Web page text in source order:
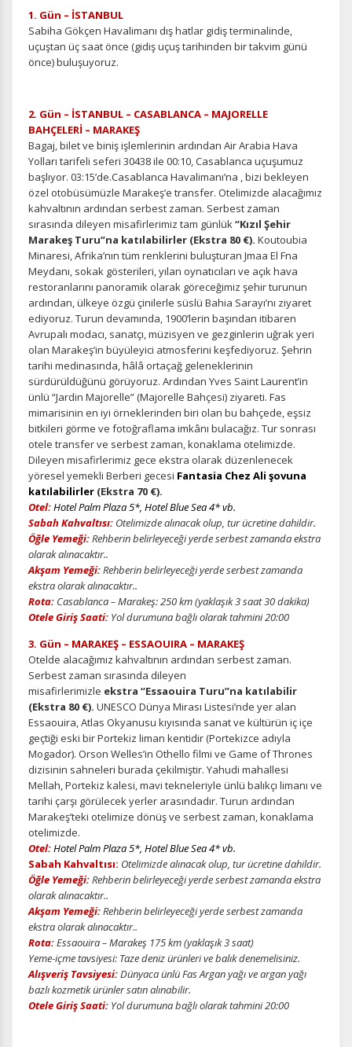
1. Gün – İSTANBUL
Sabiha Gökçen Havalimanı dış hatlar gidiş terminalinde,
uçuştan üç saat önce (gidiş uçuş tarihinden bir takvim günü
önce) buluşuyoruz.
2. Gün – İSTANBUL – CASABLANCA – MAJORELLE
BAHÇELERİ – MARAKEŞ
Bagaj, bilet ve biniş işlemlerinin ardından Air Arabia Hava
Yolları tarifeli seferi 30438 ile 00:10, Casablanca uçuşumuz
başlıyor. 03:15’de.Casablanca Havalimanı’na , bizi bekleyen
özel otobüsümüzle Marakeş’e transfer. Otelimizde alacağımız
kahvaltının ardından serbest zaman. Serbest zaman
sırasında dileyen misafirlerimiz tam günlük“Kızıl Şehir
Marakeş Turu”na katılabilirler (Ekstra 80 €). Koutoubia
Minaresi, Afrika’nın tüm renklerini buluşturan Jmaa El Fna
Meydanı, sokak gösterileri, yılan oynatıcıları ve açık hava
restoranlarını panoramik olarak göreceğimiz şehir turunun
ardından, ülkeye özgü çinilerle süslü Bahia Sarayı’nı ziyaret
ediyoruz. Turun devamında, 1900’lerin başından itibaren
Avrupalı modacı, sanatçı, müzisyen ve gezginlerin uğrak yeri
olan Marakeş’in büyüleyici atmosferini keşfediyoruz. Şehrin
tarihi medinasında, hâlâ ortaçağ geleneklerinin
sürdürüldüğünü görüyoruz. Ardından Yves Saint Laurent’in
ünlü “Jardin Majorelle” (Majorelle Bahçesi) ziyareti. Fas
mimarisinin en iyi örneklerinden biri olan bu bahçede, eşsiz
bitkileri görme ve fotoğraflama imkânı bulacağız. Tur sonrası
otele transfer ve serbest zaman, konaklama otelimizde.
Dileyen misafirlerimiz gece ekstra olarak düzenlenecek
yöresel yemekli Berberi gecesi Fantasia Chez Ali şovuna
katılabilirler (Ekstra 70 €).
Otel:Hotel Palm Plaza 5*, Hotel Blue Sea 4* vb.
Sabah Kahvaltısı: Otelimizde alınacak olup, tur ücretine dahildir.
Öğle Yemeği:Rehberin belirleyeceği yerde serbest zamanda ekstra
olarak alınacaktır..
Akşam Yemeği:Rehberin belirleyeceği yerde serbest zamanda
ekstra olarak alınacaktır..
Rota: Casablanca – Marakeş: 250 km (yaklaşık 3 saat 30 dakika)
Otele Giriş Saati: Yol durumuna bağlı olarak tahmini 20:00
3. Gün – MARAKEŞ – ESSAOUIRA – MARAKEŞ
Otelde alacağımız kahvaltının ardından serbest zaman.
Serbest zaman sırasında dileyen
misafirlerimizle ekstra “Essaouira Turu”na katılabilir
(Ekstra 80 €). UNESCO Dünya Mirası Listesi’nde yer alan
Essaouira, Atlas Okyanusu kıyısında sanat ve kültürün iç içe
geçtiği eski bir Portekiz liman kentidir (Portekizce adıyla
Mogador). Orson Welles’in Othello filmi ve Game of Thrones
dizisinin sahneleri burada çekilmiştir. Yahudi mahallesi
Mellah, Portekiz kalesi, mavi tekneleriyle ünlü balıkçı limanı ve
tarihi çarşı görülecek yerler arasındadır. Turun ardından
Marakeş’teki otelimize dönüş ve serbest zaman, konaklama
otelimizde.
Otel:Hotel Palm Plaza 5*, Hotel Blue Sea 4* vb.
Sabah Kahvaltısı: Otelimizde alınacak olup, tur ücretine dahildir.
Öğle Yemeği:Rehberin belirleyeceği yerde serbest zamanda ekstra
olarak alınacaktır..
Akşam Yemeği:Rehberin belirleyeceği yerde serbest zamanda
ekstra olarak alınacaktır..
Rota:Essaouira – Marakeş 175 km (yaklaşık 3 saat)
Yeme-içme tavsiyesi: Taze deniz ürünleri ve balık denemelisiniz.
Alışveriş Tavsiyesi:Dünyaca ünlü Fas Argan yağı ve argan yağı
bazlı kozmetik ürünler satınalınabilir.
Otele Giriş Saati: Yol durumuna bağlı olarak tahmini 20:00